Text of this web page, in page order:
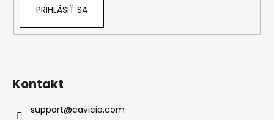
PRIHLÁSIŤ SA
Kontakt
support@cavicio.com